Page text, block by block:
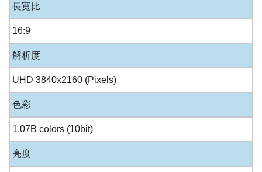
長寬比
16:9
解析度
UHD 3840x2160 (Pixels)
色彩
1.07B colors (10bit)
亮度